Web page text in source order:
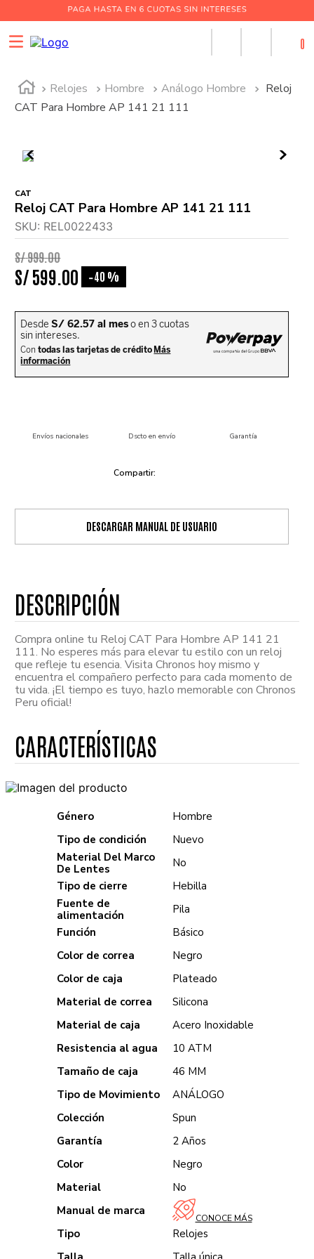
0
Relojes Hombre Análogo Hombre
Reloj
CAT Para Hombre AP 141 21 111
CAT
Reloj CAT Para Hombre AP 141 21 111
SKU: REL0022433
S/999.00
S/599 00 -40 %
Envíos nacionales Dscto en envío Garantía
DESCARGAR MANUAL DE USUARIO
Compra online tu Reloj CAT Para Hombre AP 141 21
111. No esperes más para elevar tu estilo con un reloj
que refleje tu esencia. Visita Chronos hoy mismo y
encuentra el compañero perfecto para cada momento de
tu vida. ¡El tiempo es tuyo, hazlo memorable con Chronos
Peru oficial!
Género
Hombre
Tipo de condición
Nuevo
Material Del Marco
De Lentes
No
Tipo de cierre
Hebilla
Fuente de
alimentación
Pila
Función
Básico
Color de correa
Negro
Color de caja
Plateado
Material de correa
Silicona
Material de caja
Acero Inoxidable
Resistencia al agua
10 ATM
Tamaño de caja
46 MM
Tipo de Movimiento
ANÁLOGO
Colección
Spun
Garantía
2 Años
Color
Negro
Material
No
Manual de marca
CONOCE MÁS
Tipo
Relojes